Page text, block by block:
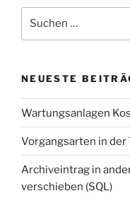
nach:
NEUESTE
Wartungsanlagen
Vorgangsarten in
Archiveintrag in
verschieben (SQL)